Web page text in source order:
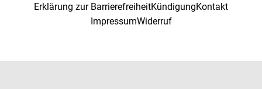
Erklärung zur BarrierefreiheitKündigungKontakt
ImpressumWiderruf